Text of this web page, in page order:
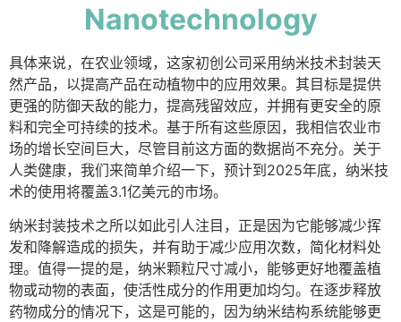
Nanotechnology​
具体来说，在农业领域，这家初创公司采用纳米技术封装天
然产品，以提高产品在动植物中的应用效果。其目标是提供
更强的防御天敌的能力，提高残留效应，并拥有更安全的原
料和完全可持续的技术。基于所有这些原因，我相信农业市
场的增长空间巨大，尽管目前这方面的数据尚不充分。关于
人类健康，我们来简单介绍一下，预计到2025年底，纳米技
术的使用将覆盖3.1亿美元的市场。
纳米封装技术之所以如此引人注目，正是因为它能够减少挥
发和降解造成的损失，并有助于减少应用次数，简化材料处
理。值得一提的是，纳米颗粒尺寸减小，能够更好地覆盖植
物或动物的表面，使活性成分的作用更加均匀。在逐步释放
药物成分的情况下，这是可能的，因为纳米结构系统能够更